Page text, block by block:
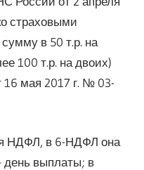
страховыми
в 50 т.р. на
100 т.р. на двоих)
мая 2017 г. № 03-
НДФЛ, в 6-НДФЛ она
день выплаты; в